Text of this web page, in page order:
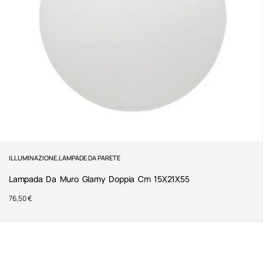
ILLUMINAZIONE,LAMPADE DA PARETE
Lampada Da Muro Glamy Doppia Cm 15X21X55
76,50€